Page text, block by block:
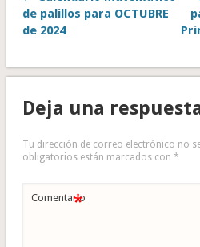
de palillos para OCTUBRE
de 2024
Deja una
Tu dirección de correo electrónico no
obligatorios están marcados con *
Comentario
*